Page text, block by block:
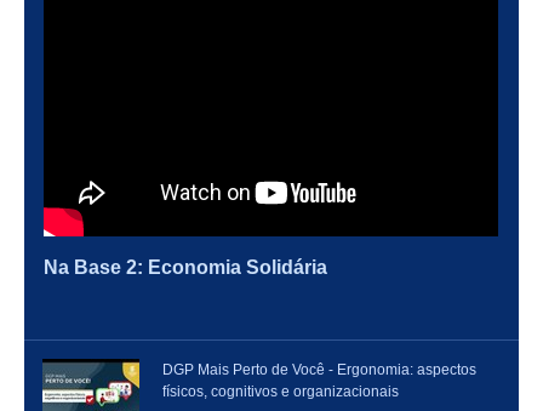
Na Base 2: Economia Solidária
DGP Mais Perto de Você - Ergonomia: aspectos
físicos, cognitivos e organizacionais